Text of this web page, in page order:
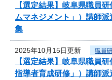
【選定結果】岐阜県職員
ムマネジメント」）講師
集
2025年10月15日更新 職員
【選定結果】岐阜県職員
指導者育成研修」）講師